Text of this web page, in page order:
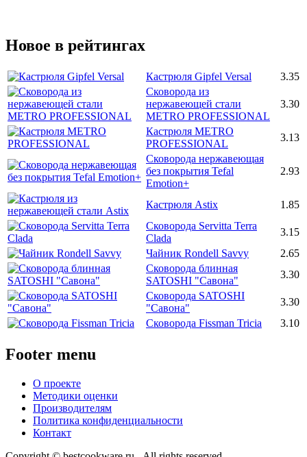
Новое в рейтингах
Кастрюля Gipfel Versal
3.35
Сковорода из
нержавеющей стали
METRO PROFESSIONAL
3.30
Кастрюля METRO
PROFESSIONAL
3.13
Сковорода нержавеющая
без покрытия Tefal
Emotion+
2.93
Кастрюля Astix
1.85
Сковорода Servitta Terra
Clada
3.15
Чайник Rondell Savvy
2.65
Сковорода блинная
SATOSHI "Савона"
3.30
Сковорода SATOSHI
"Савона"
3.30
Сковорода Fissman Tricia
3.10
Footer menu
О проекте
Методики оценки
Производителям
Политика конфиденциальности
Контакт